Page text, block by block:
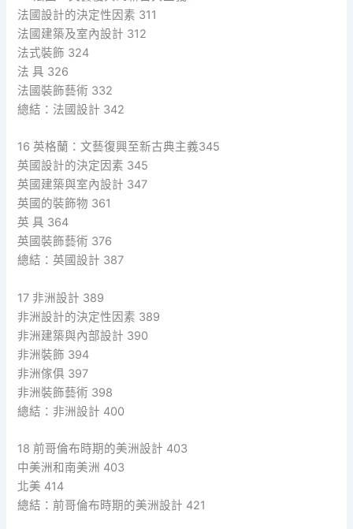
法國設計的決定性因素 311
法國建築及室內設計 312
法式裝飾 324
法 具 326
法國裝飾藝術 332
總結：法國設計 342
16 英格蘭：文藝復興至新古典主義345
英國設計的決定因素 345
英國建築與室內設計 347
英國的裝飾物 361
英 具 364
英國裝飾藝術 376
總結：英國設計 387
17 非洲設計 389
非洲設計的決定性因素 389
非洲建築與內部設計 390
非洲裝飾 394
非洲傢俱 397
非洲裝飾藝術 398
總結：非洲設計 400
18 前哥倫布時期的美洲設計 403
中美洲和南美洲 403
北美 414
總結：前哥倫布時期的美洲設計 421